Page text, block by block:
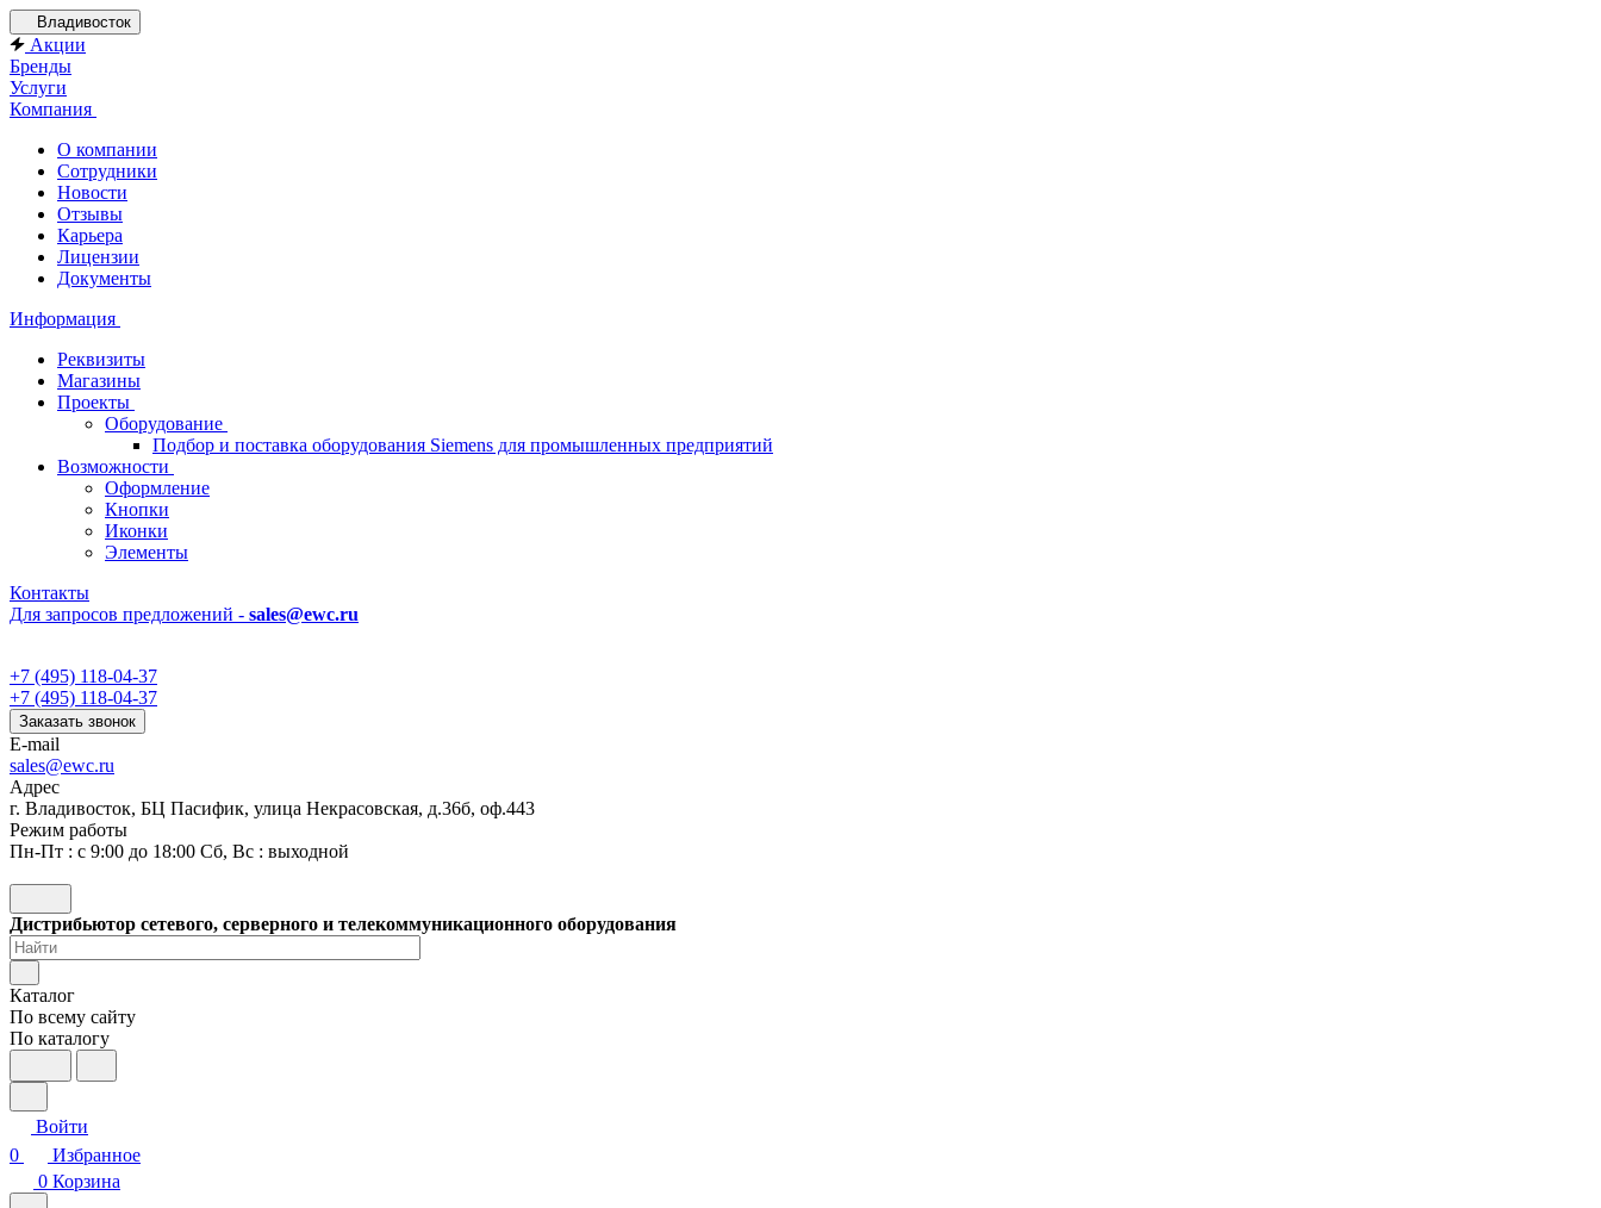
Владивосток
Акции
Бренды
Услуги
Компания
О компании
Сотрудники
Новости
Отзывы
Карьера
Лицензии
Документы
Информация
Реквизиты
Магазины
Проекты
Оборудование
Подбор и поставка оборудования Siemens для промышленных предприятий
Возможности
Оформление
Кнопки
Иконки
Элементы
Контакты
Для запросов предложений - sales@ewc.ru
+7 (495) 118-04-37
+7 (495) 118-04-37
Заказать звонок
E-mail
sales@ewc.ru
Адрес
г. Владивосток, БЦ Пасифик, улица Некрасовская, д.36б, оф.443
Режим работы
Пн-Пт : с 9:00 до 18:00 Сб, Вс : выходной
Дистрибьютор сетевого, серверного и телекоммуникационного оборудования
Каталог
По всему сайту
По каталогу
Войти
0
Избранное
0 Корзина